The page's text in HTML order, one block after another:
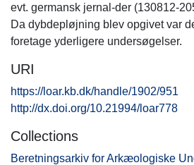
evt. germansk jernal-der (130812-
Da dybdepløjning blev opgivet var
foretage yderligere undersøgelser.
URI
https://loar.kb.dk/handle/1902/951
http://dx.doi.org/10.21994/loar778
Collections
Beretningsarkiv for Arkæologiske